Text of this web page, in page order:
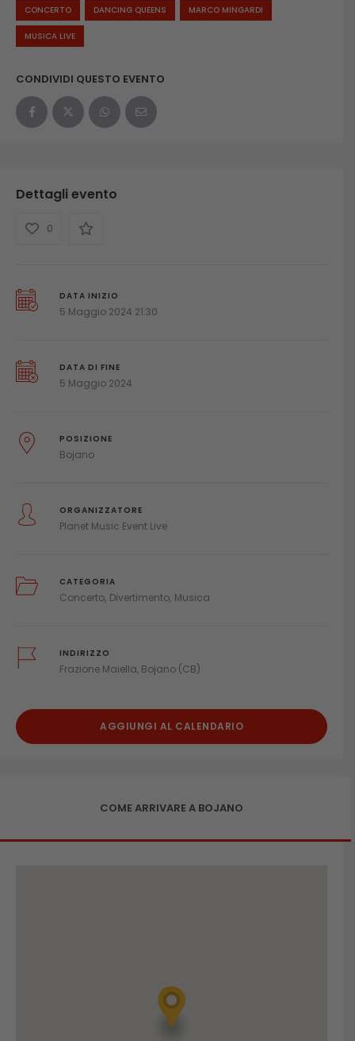
CONCERTO DANCING QUEENS MARCO MINGARDI
MUSICA LIVE
CONDIVIDI QUESTO EVENTO
Dettagli evento
0
DATA INIZIO
5 Maggio 2024 21:30
DATA DI FINE
5 Maggio 2024
POSIZIONE
Bojano
ORGANIZZATORE
Planet Music Event Live
CATEGORIA
Concerto Divertimento Musica
INDIRIZZO
Frazione Maiella, Bojano (CB)
AGGIUNGI AL CALENDARIO
COME ARRIVARE A BOJANO